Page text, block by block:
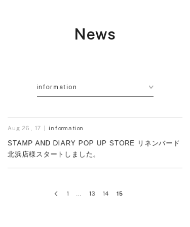
News
information
Aug 26 , 17 information
STAMP AND DIARY POP UP STORE リネンバード
北浜店様スタートしました。
1 13 14 15